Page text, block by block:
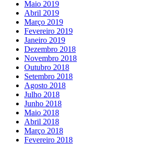
Maio 2019
Abril 2019
Março 2019
Fevereiro 2019
Janeiro 2019
Dezembro 2018
Novembro 2018
Outubro 2018
Setembro 2018
Agosto 2018
Julho 2018
Junho 2018
Maio 2018
Abril 2018
Março 2018
Fevereiro 2018